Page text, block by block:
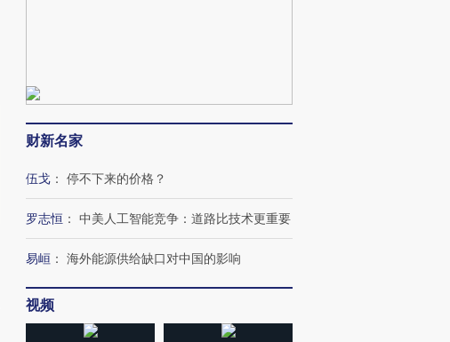
财新名家
伍戈 ： 停不下来的价格？
罗志恒 ： 中美人工智能竞争：道路比技术更重要
易峘 ： 海外能源供给缺口对中国的影响
视频